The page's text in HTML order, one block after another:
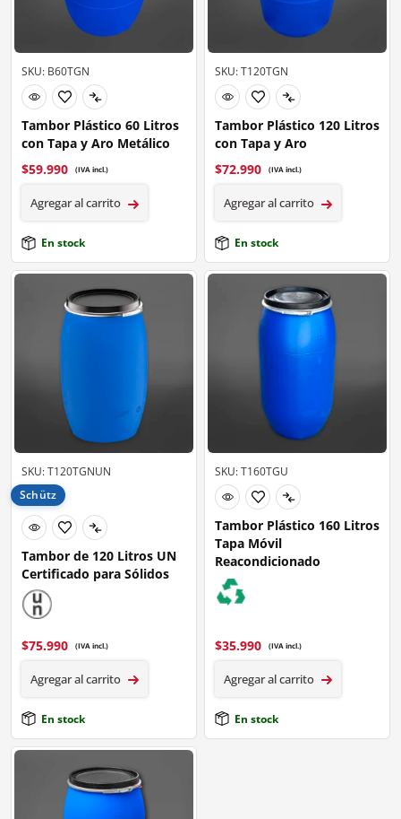
SKU: B60TGN
Tambor Plástico 60 Litros
con Tapa y Aro Metálico
$59.990 (IVA incl.)
Agregar al carrito
En stock
SKU: T120TGN
Tambor Plástico 120 Litros
con Tapa y Aro
$72.990 (IVA incl.)
Agregar al carrito
En stock
SKU: T120TGNUN
Schütz
Tambor de 120 Litros UN
Certificado para Sólidos
$75.990 (IVA incl.)
Agregar al carrito
En stock
SKU: T160TGU
Tambor Plástico 160 Litros
Tapa Móvil
Reacondicionado
$35.990 (IVA incl.)
Agregar al carrito
En stock